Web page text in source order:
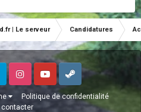
| Le serveur Candidatures
Politique de confidentialité
contacter
InstagramYoutubeSteam